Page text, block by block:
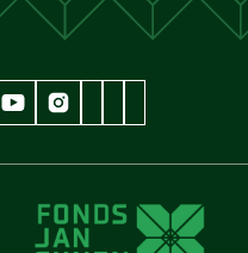
Jan Cunen
Jan Cunen
Jan Cunen
Museum Jan Cunen
youtube Museum Jan Cunen
instagram Museum